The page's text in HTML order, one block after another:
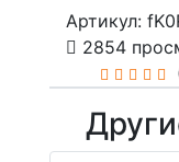
Артикул:
2854